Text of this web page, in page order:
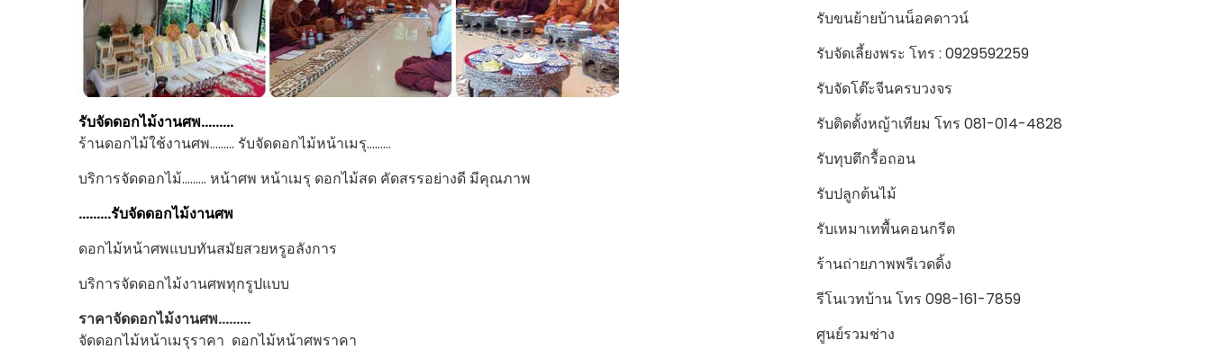
รับจัดดอกไม้งานศพ………
ร้านดอกไม้ใช้งานศพ……… รับจัดดอกไม้หน้าเมรุ………
บริการจัดดอกไม้……… หน้าศพ หน้าเมรุ ดอกไม้สด คัดสรรอย่างดี มีคุณภาพ
………รับจัดดอกไม้งานศพ
ดอกไม้หน้าศพแบบทันสมัยสวยหรูอลังการ
บริการจัดดอกไม้งานศพทุกรูปแบบ
ราคาจัดดอกไม้งานศพ………
จัดดอกไม้หน้าเมรุราคา ดอกไม้หน้าศพราคา
รับขนย้ายบ้านน็อคดาวน์
รับจัดเลี้ยงพระ โทร : 0929592259
รับจัดโต๊ะจีนครบวงจร
รับติดตั้งหญ้าเทียม โทร 081-014-4828
รับทุบตึกรื้อถอน
รับปลูกต้นไม้
รับเหมาเทพื้นคอนกรีต
ร้านถ่ายภาพพรีเวดดิ้ง
รีโนเวทบ้าน โทร 098-161-7859
ศูนย์รวมช่าง